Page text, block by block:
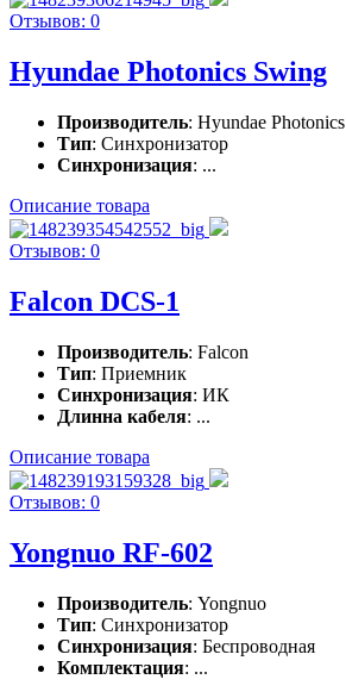
Отзывов: 0
Hyundae Photonics Swing
Производитель: Hyundae Photonics
Тип: Синхронизатор
Синхронизация: ...
Описание товара
Отзывов: 0
Falcon DCS-1
Производитель: Falcon
Тип: Приемник
Синхронизация: ИК
Длинна кабеля: ...
Описание товара
Отзывов: 0
Yongnuo RF-602
Производитель: Yongnuo
Тип: Синхронизатор
Синхронизация: Беспроводная
Комплектация: ...